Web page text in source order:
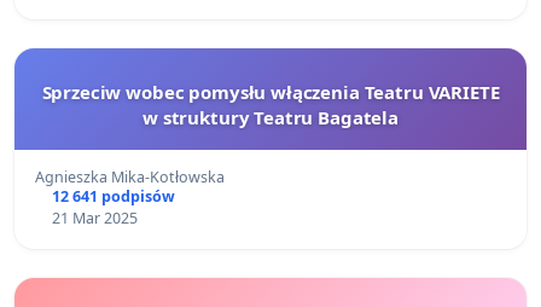
Sprzeciw wobec pomysłu włączenia Teatru VARIETE
w struktury Teatru Bagatela
Agnieszka Mika-Kotłowska
12 641 podpisów
21 Mar 2025